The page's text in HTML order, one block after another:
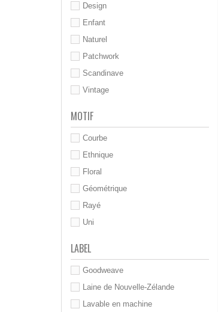
Design
Enfant
Naturel
Patchwork
Scandinave
Vintage
MOTIF
Courbe
Ethnique
Floral
Géométrique
Rayé
Uni
LABEL
Goodweave
Laine de Nouvelle-Zélande
Lavable en machine